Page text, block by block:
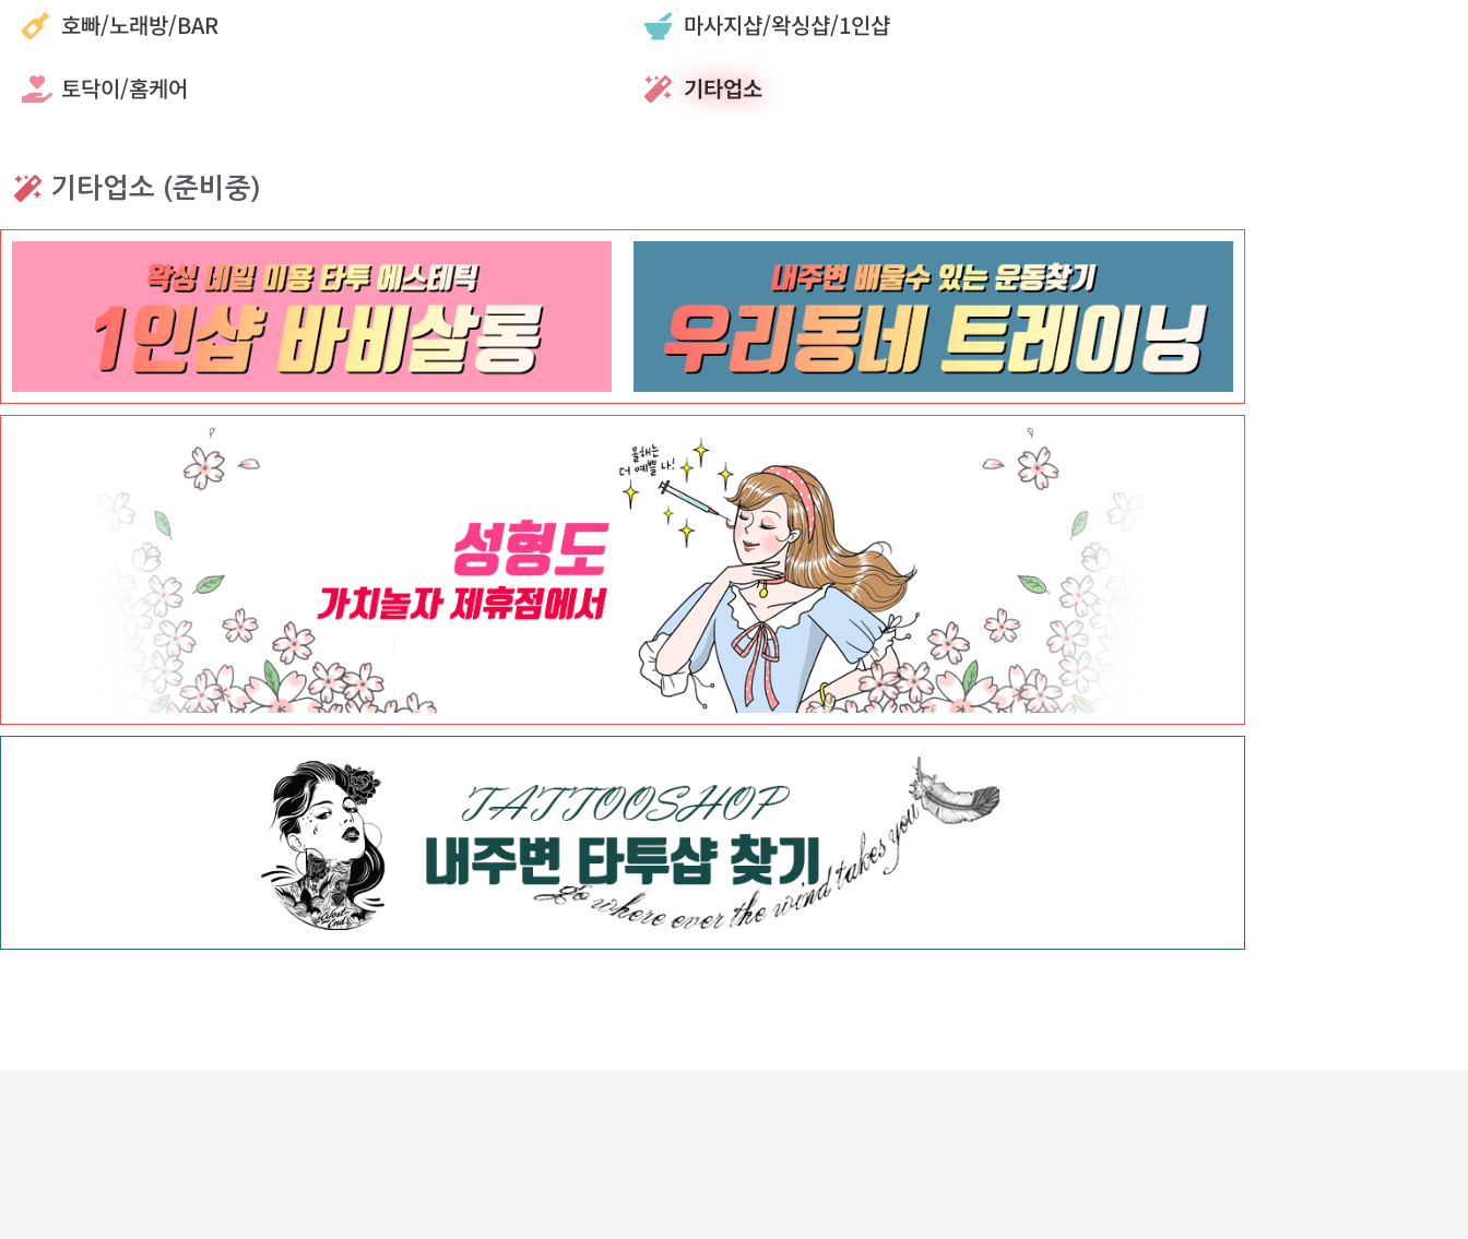
호빠/노래방/BAR
마사지샵/왁싱샵/1인샵
토닥이/홈케어
기타업소
기타업소 (준비중)